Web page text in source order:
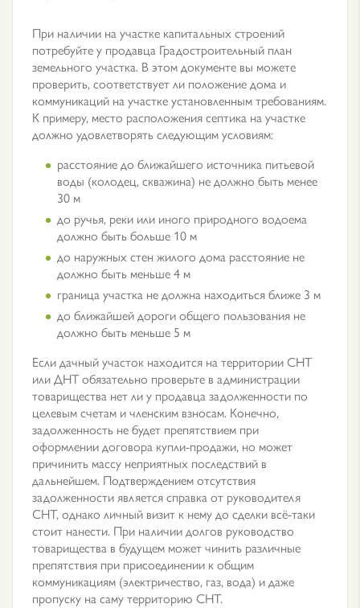
При наличии на участке капитальных строений
потребуйте у продавца Градостроительный план
земельного участка. В этом документе вы можете
проверить, соответствует ли положение дома и
коммуникаций на участке установленным требованиям.
К примеру, место расположения септика на участке
должно удовлетворять следующим условиям:
расстояние до ближайшего источника питьевой
воды (колодец, скважина) не должно быть менее
30 м
до ручья, реки или иного природного водоема
должно быть больше 10 м
до наружных стен жилого дома расстояние не
должно быть меньше 4 м
граница участка не должна находиться ближе 3 м
до ближайшей дороги общего пользования не
должно быть меньше 5 м
Если дачный участок находится на территории СНТ
или ДНТ обязательно проверьте в администрации
товарищества нет ли у продавца задолженности по
целевым счетам и членским взносам. Конечно,
задолженность не будет препятствием при
оформлении договора купли-продажи, но может
причинить массу неприятных последствий в
дальнейшем. Подтверждением отсутствия
задолженности является справка от руководителя
СНТ, однако личный визит к нему до сделки всё-таки
стоит нанести. При наличии долгов руководство
товарищества в будущем может чинить различные
препятствия при присоединении к общим
коммуникациям (электричество, газ, вода) и даже
пропуску на саму территорию СНТ.